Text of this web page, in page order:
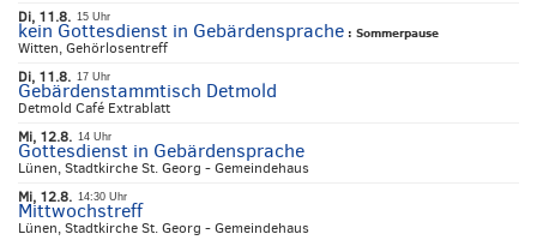
Di, 11.8. 15 Uhr
kein Gottesdienst in Gebärdensprache : Sommerpause
Witten, Gehörlosentreff
Di, 11.8. 17 Uhr
Gebärdenstammtisch Detmold
Detmold Café Extrablatt
Mi, 12.8. 14 Uhr
Gottesdienst in Gebärdensprache
Lünen, Stadtkirche St. Georg - Gemeindehaus
Mi, 12.8. 14:30 Uhr
Mittwochstreff
Lünen, Stadtkirche St. Georg - Gemeindehaus